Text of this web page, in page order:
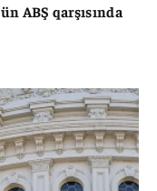
ABŞ qarşısında